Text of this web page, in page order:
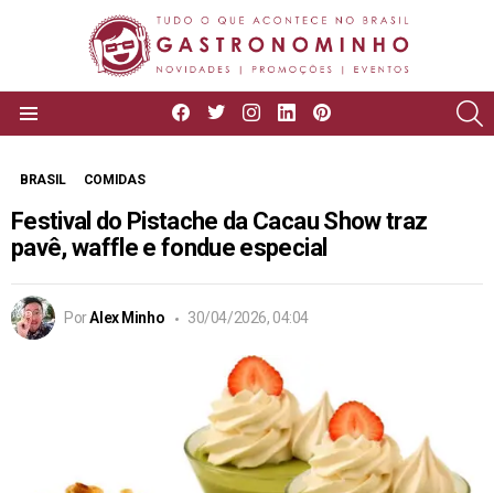
facebooktwitterinstagram
linkedin
BRASIL COMIDAS
Festival do Pistache da Cacau Show traz
pavê, waffle e fondue especial
PorAlex Minho 30/04/2026, 04:04